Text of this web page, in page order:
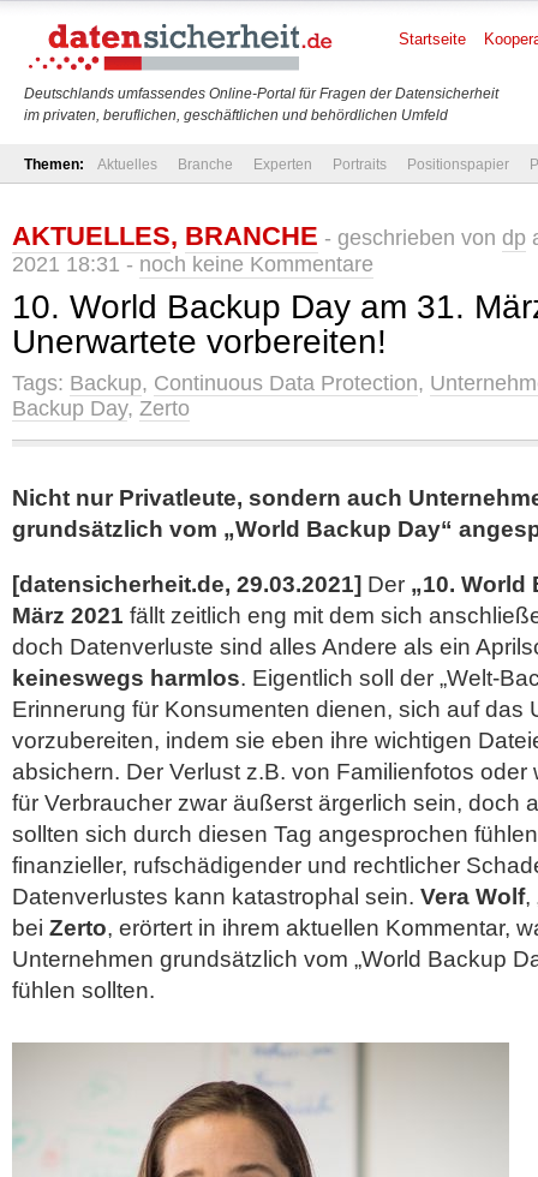
Deutschlands umfassendes Online-Portal für Fragen der Datensicherheit
im privaten, beruflichen, geschäftlichen und behördlichen Umfeld
Startseite
Themen: Aktuelles Branche Experten Portraits Positionspapier
AKTUELLES, BRANCHE - geschrieben von dp
2021 18:31 - noch keine Kommentare
10. World Backup Day am 31.
Unerwartete vorbereiten!
Tags: Backup, Continuous Data Protection,
Backup Day, Zerto
Nicht nur Privatleute, sondern auch
grundsätzlich vom „World Backup Day“
[datensicherheit.de, 29.03.2021] Der „10. World
März 2021 fällt zeitlich eng mit dem sich
doch Datenverluste sind alles Andere als ein
keineswegs harmlos. Eigentlich soll der „Welt-
Erinnerung für Konsumenten dienen, sich auf das
vorzubereiten, indem sie eben ihre wichtigen
absichern. Der Verlust z.B. von Familienfotos
für Verbraucher zwar äußerst ärgerlich sein, doch
sollten sich durch diesen Tag angesprochen
finanzieller, rufschädigender und rechtlicher
Datenverlustes kann katastrophal sein. Vera Wolf,
bei Zerto, erörtert in ihrem aktuellen Kommentar,
Unternehmen grundsätzlich vom „World Backup
fühlen sollten.